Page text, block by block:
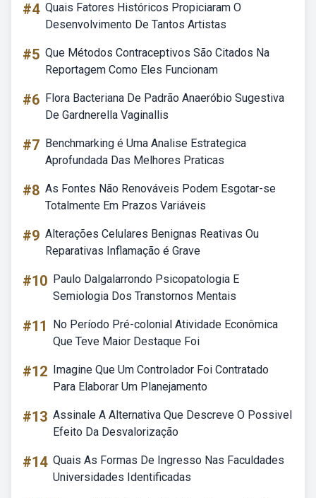
#4 Quais Fatores Históricos Propiciaram O
Desenvolvimento De Tantos Artistas
#5 Que Métodos Contraceptivos São Citados Na
Reportagem Como Eles Funcionam
#6 Flora Bacteriana De Padrão Anaeróbio Sugestiva
De Gardnerella Vaginallis
#7 Benchmarking é Uma Analise Estrategica
Aprofundada Das Melhores Praticas
#8 As Fontes Não Renováveis Podem Esgotar-se
Totalmente Em Prazos Variáveis
#9 Alterações Celulares Benignas Reativas Ou
Reparativas Inflamação é Grave
#10 Paulo Dalgalarrondo Psicopatologia E
Semiologia Dos Transtornos Mentais
#11
No Período Pré-colonial Atividade Econômica
Que Teve Maior Destaque Foi
#12 Imagine Que Um Controlador Foi Contratado
Para Elaborar Um Planejamento
#13 Assinale A Alternativa Que Descreve O Possivel
Efeito Da Desvalorização
#14 Quais As Formas De Ingresso Nas Faculdades
Universidades Identificadas